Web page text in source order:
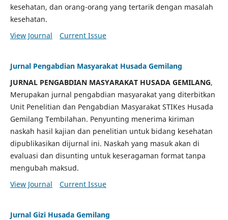
kesehatan, dan orang-orang yang tertarik dengan masalah
kesehatan.
View Journal
Current Issue
Jurnal Pengabdian Masyarakat Husada Gemilang
JURNAL PENGABDIAN MASYARAKAT HUSADA GEMILANG,
Merupakan jurnal pengabdian masyarakat yang diterbitkan
Unit Penelitian dan Pengabdian Masyarakat STIKes Husada
Gemilang Tembilahan. Penyunting menerima kiriman
naskah hasil kajian dan penelitian untuk bidang kesehatan
dipublikasikan dijurnal ini. Naskah yang masuk akan di
evaluasi dan disunting untuk keseragaman format tanpa
mengubah maksud.
View Journal
Current Issue
Jurnal Gizi Husada Gemilang